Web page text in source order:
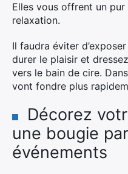
Elles vous offrent un
relaxation.
Il faudra éviter
durer le plaisir et
vers le bain de cire.
vont fondre plus
Décorez
une bougie
événements